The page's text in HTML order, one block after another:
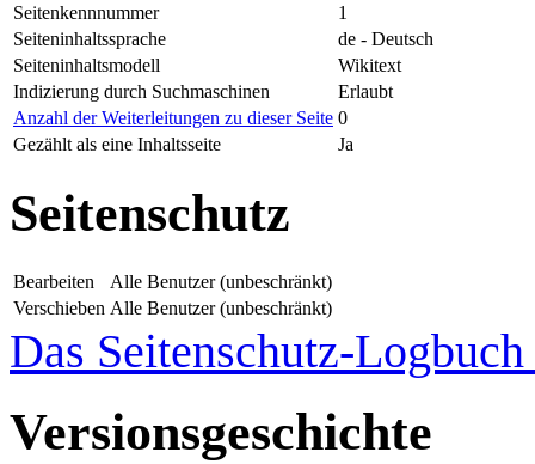
Seitenkennnummer
1
Seiteninhaltssprache
de - Deutsch
Seiteninhaltsmodell
Wikitext
Indizierung durch Suchmaschinen
Erlaubt
Anzahl der Weiterleitungen zu dieser Seite 0
Gezählt als eine Inhaltsseite
Ja
Seitenschutz
Bearbeiten
Alle Benutzer (unbeschränkt)
Verschieben Alle Benutzer (unbeschränkt)
Das Seitenschutz-
Versionsgeschichte